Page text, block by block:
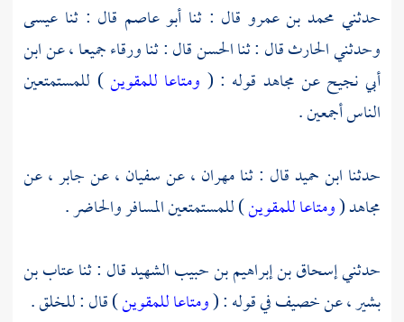
حدثني محمد بن عمرو قال : ثنا أبو عاصم قال : ثنا عيسى
وحدثنيالحارثقال : ثناالحسنقال : ثناورقاءجميعا ، عنابن
أبي نجيح عن مجاهد قوله : ( ومتاعا للمقوين) للمستمتعين
الناس أجمعين .
حدثنا ابن حميدقال : ثنامهران ، عنسفيان ، عنجابر، عن
مجاهد(ومتاعا للمقوين) للمستمتعين المسافر والحاضر .
حدثنيإسحاق بن إبراهيم بن حبيب الشهيدقال : ثناعتاب بن
بشير، عنخصيففي قوله : (ومتاعا للمقوين) قال : للخلق .